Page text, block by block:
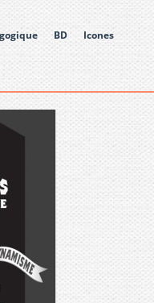
BD Icones